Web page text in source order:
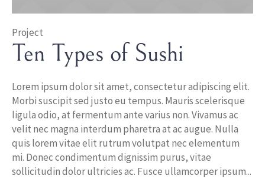
Project
Ten Types of Sushi
Lorem ipsum dolor sit amet, consectetur adipiscing elit.
Morbi suscipit sed justo eu tempus. Mauris scelerisque
ligula odio, at fermentum ante varius non. Vivamus ac
velit nec magna interdum pharetra at ac augue. Nulla
quis lorem vitae elit rutrum volutpat nec elementum
mi. Donec condimentum dignissim purus, vitae
sollicitudin dolor ultricies ac. Fusce ullamcorper ipsum...